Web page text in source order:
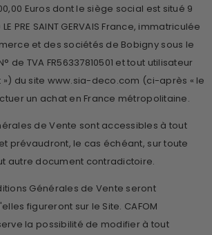
Euros dont le siège social est situé 9
PRE SAINT GERVAIS France, immatriculée
et des sociétés de Bobigny sous le
de TVA FR56337810501 et tout utilisateur
») du site www.sia-deco.com (ci-après « le
un achat en France métropolitaine.
de Vente sont accessibles à tout
prévaudront, le cas échéant, sur toute
autre document contradictoire.
Générales de Vente seront
figureront sur le Site. CAFOM
la possibilité de modifier à tout